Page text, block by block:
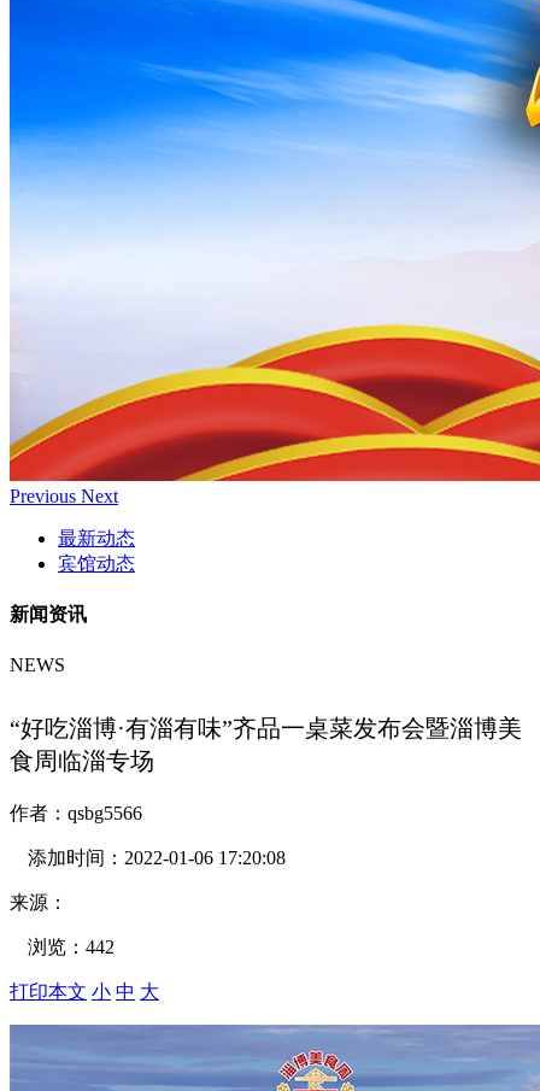
Previous Next
最新动态
宾馆动态
新闻资讯
NEWS
“好吃淄博·有淄有味”齐品一桌菜发布会暨淄博美
食周临淄专场
作者： qsbg5566
添加时间： 2022-01-06 17:20:08
来源：
浏览： 442
打印本文 小 中 大